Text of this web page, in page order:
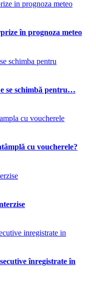
în prognoza meteo
se schimbă pentru…
cu voucherele?
înregistrate în